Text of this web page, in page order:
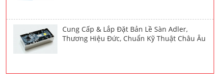
Cung Cấp & Lắp Đặt Bản Lề Sàn Adler,
Thương Hiệu Đức, Chuẩn Kỹ Thuật Châu Âu